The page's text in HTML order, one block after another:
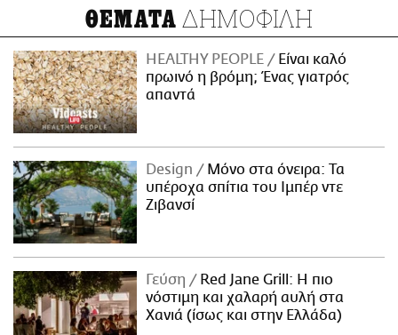
ΘΕΜΑΤΑ ΔΗΜΟΦΙΛΗ
HEALTHY PEOPLE
Είναι καλό
πρωινό η βρόμη; Ένας γιατρός
απαντά
Design
Μόνο στα όνειρα: Τα
υπέροχα σπίτια του Ιμπέρ ντε
Ζιβανσί
Γεύση
Red Jane Grill: Η πιο
νόστιμη και χαλαρή αυλή στα
Χανιά (ίσως και στην Ελλάδα)